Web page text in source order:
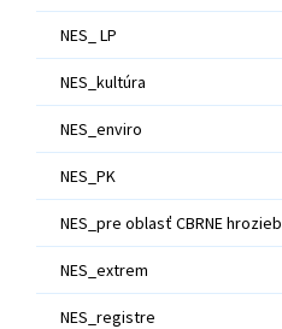
NES_ LP
NES_kultúra
NES_enviro
NES_PK
NES_pre oblasť CBRNE hrozieb
NES_extrem
NES_registre